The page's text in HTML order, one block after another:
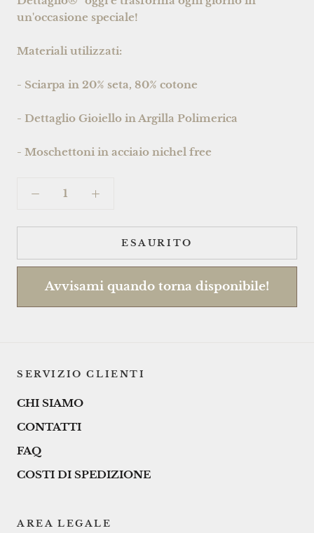
un'occasione speciale!
Materiali utilizzati:
- Sciarpa in 20% seta, 80% cotone
- Dettaglio Gioiello in Argilla Polimerica
- Moschettoni in acciaio nichel free
ESAURITO
Avvisami quando torna disponibile!
SERVIZIO CLIENTI
CHI SIAMO
CONTATTI
FAQ
COSTI DI SPEDIZIONE
AREA LEGALE